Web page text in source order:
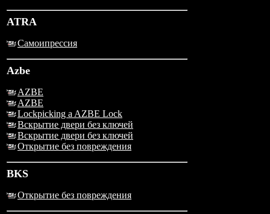
ATRA
Самоипрессия
Azbe
AZBE
AZBE
Lockpicking a AZBE Lock
Вскрытие двери без ключей
Вскрытие двери без ключей
Открытие без повреждения
BKS
Открытие без повреждения